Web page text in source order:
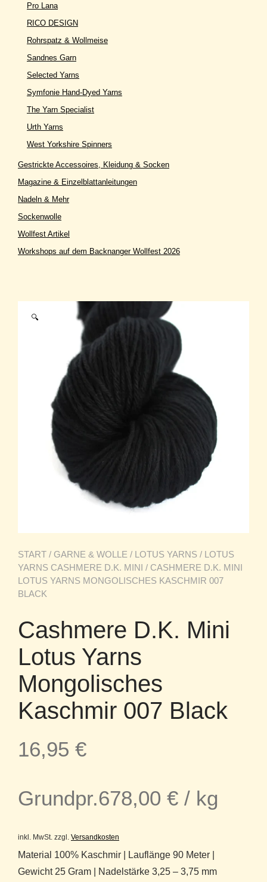
🔍
START / GARNE & WOLLE / LOTUS YARNS / LOTUS
YARNS CASHMERE D.K. MINI / CASHMERE D.K. MINI
LOTUS YARNS MONGOLISCHES KASCHMIR 007
BLACK
Cashmere D.K. Mini
Lotus Yarns
Mongolisches
Kaschmir 007 Black
16,95 €
Grundpr.678,00 € / kg
inkl. MwSt. zzgl. Versandkosten
Material 100% Kaschmir | Lauflänge 90 Meter |
Gewicht 25 Gram | Nadelstärke 3,25 – 3,75 mm
Pro Lana
RICO DESIGN
Rohrspatz & Wollmeise
Sandnes Garn
Selected Yarns
Symfonie Hand-Dyed Yarns
The Yarn Specialist
Urth Yarns
West Yorkshire Spinners
Gestrickte Accessoires, Kleidung & Socken
Magazine & Einzelblattanleitungen
Nadeln & Mehr
Sockenwolle
Wollfest Artikel
Workshops auf dem Backnanger Wollfest 2026